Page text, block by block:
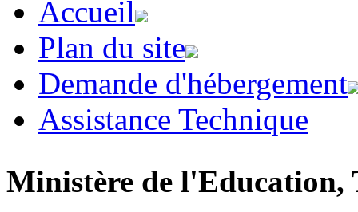
Accueil
Plan du site
Demande d'hébergement
Assistance Technique
Ministère de l'Education,